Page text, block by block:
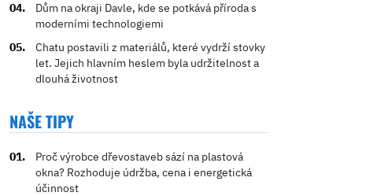
Dům na okraji Davle, kde se potkává příroda s
moderními technologiemi
Chatu postavili z materiálů, které vydrží stovky
let. Jejich hlavním heslem byla udržitelnost a
dlouhá životnost
NAŠE TIPY
Proč výrobce dřevostaveb sází na plastová
okna? Rozhoduje údržba, cena i energetická
účinnost